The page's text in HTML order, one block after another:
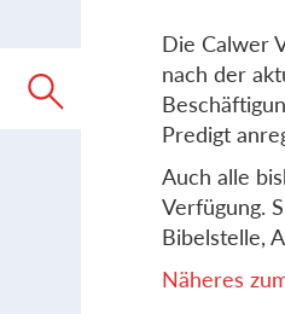
Die Calwer
nach der
Predigt
Auch alle
Verfügung.
Bibelstelle,
Näheres